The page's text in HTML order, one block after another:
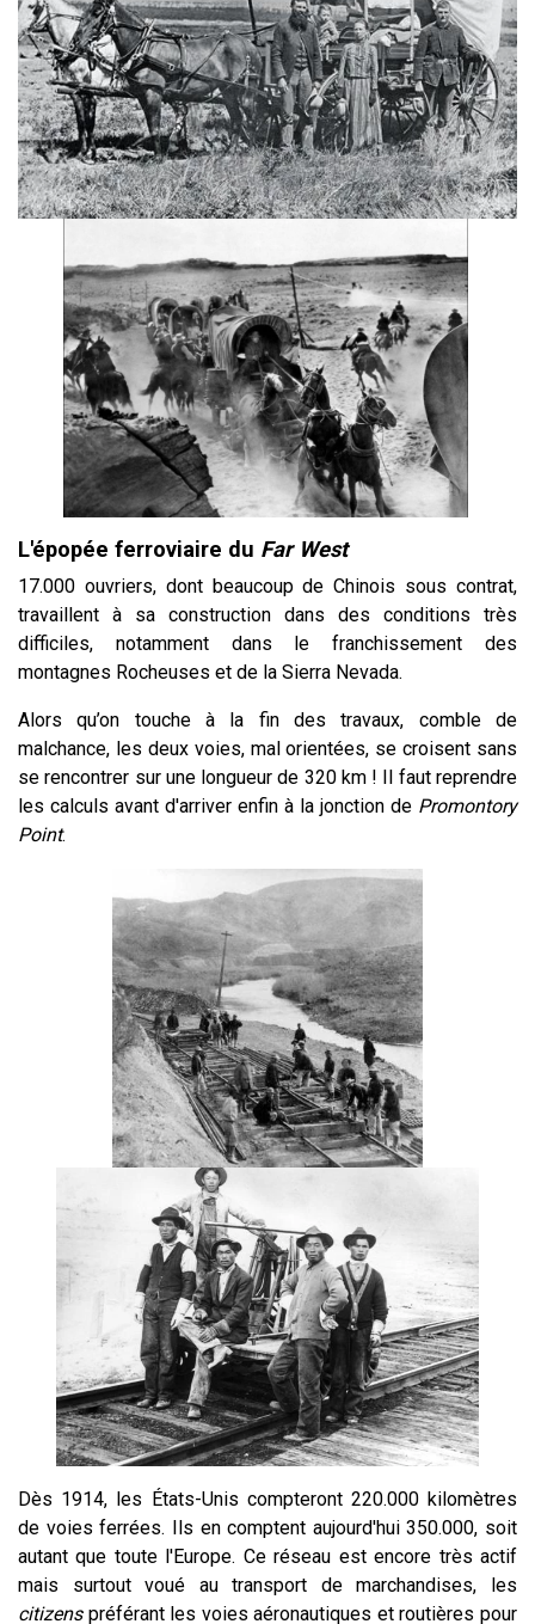
L'épopée ferroviaire du Far West
17.000 ouvriers, dont beaucoup de Chinois sous contrat,
travaillent à sa construction dans des conditions très
difficiles, notamment dans le franchissement des
montagnes Rocheuses et de la Sierra Nevada.
Alors qu’on touche à la fin des travaux, comble de
malchance, les deux voies, mal orientées, se croisent sans
se rencontrer sur une longueur de 320 km ! Il faut reprendre
les calculs avant d'arriver enfin à la jonction de Promontory
Point.
Dès 1914, les États-Unis compteront 220.000 kilomètres
de voies ferrées. Ils en comptent aujourd'hui 350.000, soit
autant que toute l'Europe. Ce réseau est encore très actif
mais surtout voué au transport de marchandises, les
citizenspréférant les voies aéronautiques et routières pour